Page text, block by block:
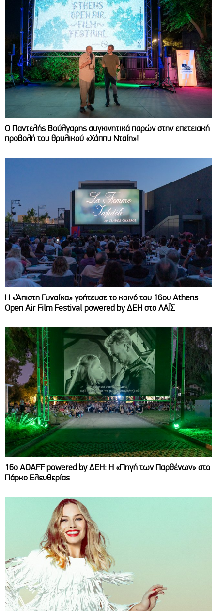
Ο Παντελής Βούλγαρης συγκινητικά παρών στην επετειακή
προβολή του θρυλικού «Χάππυ Νταίη»!
Η «Άπιστη Γυναίκα» γοήτευσε το κοινό του 16ου Athens
Open Air Film Festival powered by ΔΕΗ στο ΛΑΪΣ
16ο AOAFF powered by ΔΕΗ: Η «Πηγή των Παρθένων» στο
Πάρκο Ελευθερίας